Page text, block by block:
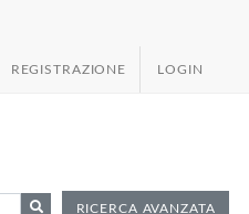
REGISTRAZIONE LOGIN
RICERCA AVANZATA